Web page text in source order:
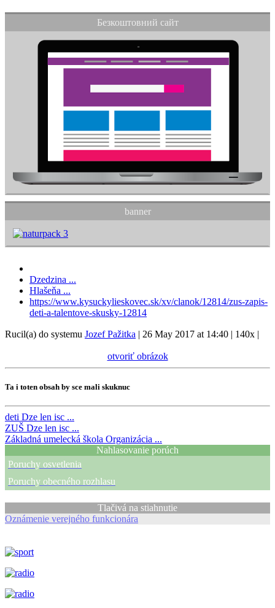
Безкоштовний сайт
banner
Dzedzina ...
Hlašeňa ...
https://www.kysuckylieskovec.sk/xv/clanok/12814/zus-zapis-
deti-a-talentove-skusky-12814
Rucil(a) do systemu Jozef Pažitka | 26 May 2017 at 14:40 | 140x |
otvoriť obrázok
Ta i toten obsah by sce mali skuknuc
deti Dze len isc ...
ZUŠ Dze len isc ...
Základná umelecká škola Organizácia ...
Nahlasovanie porúch
Poruchy osvetlenia
Poruchy obecného rozhlasu
Tlačivá na stiahnutie
Oznámenie verejného funkcionára